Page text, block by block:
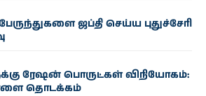
ஜப்தி செய்ய புதுச்சேரி
ரேஷன் பொருட்கள் விநியோகம்:
தொடக்கம்